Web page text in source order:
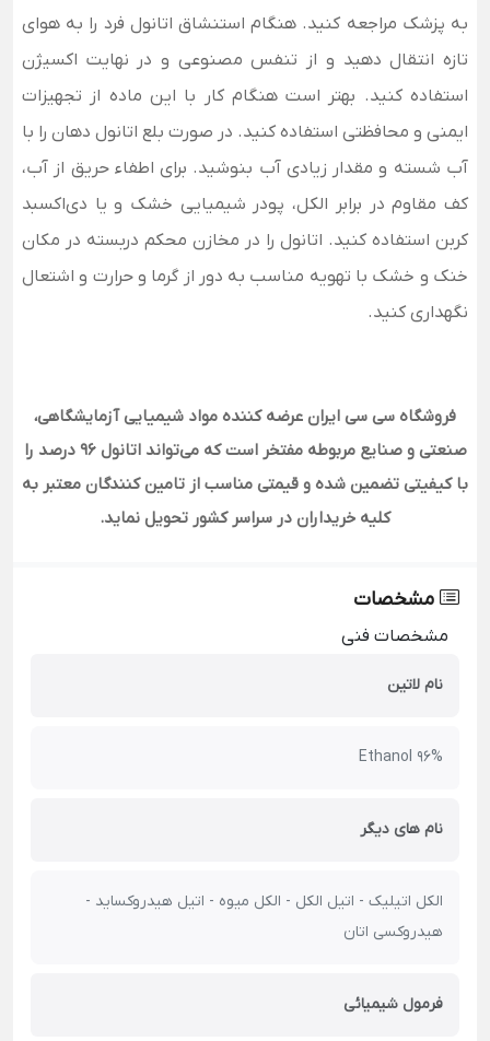
به پزشک مراجعه کنید. هنگام استنشاق اتانول فرد را به هوای
تازه انتقال دهید و از تنفس مصنوعی و در نهایت اکسیژن
استفاده کنید. بهتر است هنگام کار با این ماده از تجهیزات
ایمنی و محافظتی استفاده کنید. در صورت بلع اتانول دهان را با
آب شسته و مقدار زیادی آب بنوشید. برای اطفاء حریق از آب،
کف مقاوم در برابر الکل، پودر شیمیایی خشک و یا دی‌اکسبد
کربن استفاده کنید. اتانول را در مخازن محکم دربسته در مکان
خنک و خشک با تهویه مناسب به دور از گرما و حرارت و اشتعال
نگهداری کنید.
فروشگاه سی سی ایران عرضه کننده مواد شیمیایی آزمایشگاهی،
صنعتی و صنایع مربوطه مفتخر است که می‌تواند اتانول 96 درصد را
با کیفیتی تضمین شده و قیمتی مناسب از تامین کنندگان معتبر به
کلیه خریداران در سراسر کشور تحویل نماید.
مشخصات
مشخصات فنی
نام لاتین
Ethanol 96%
نام های دیگر
الکل اتیلیک - اتیل الکل - الکل میوه - اتیل هیدروکساید -
هیدروکسی اتان
فرمول شیمیائی